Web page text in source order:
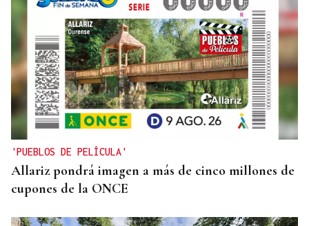
'PUEBLOS DE PELÍCULA'
Allariz pondrá imagen a más de cinco millones de
cupones de la ONCE